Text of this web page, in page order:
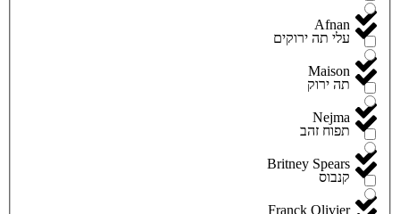
Afnan
Maison
Nejma
Britney Spears
Franck Olivier
עלי תה ירוקים
תה ירוק
תפוח זהב
קנבוס